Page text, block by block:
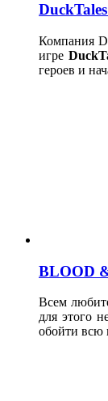
Компания
игре
героев и
BLOOD
Всем
для этого
обойти всю